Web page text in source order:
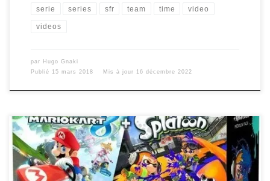
serie series sfr team time video
videos
par Hugo Gnaki
Publié 15 mars 2018 Mis à jour 16 décembre 2022